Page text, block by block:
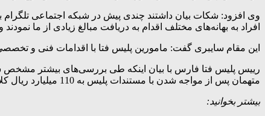
وی افزود: شکات بیان داشتند چندی پیش در شبکه اجتماعی تلگرام با
افراد به بهانه‌های مختلف اقدام به دریافت مبالغ زیادی از ما
این مقام سایبری گفت: مامورین پلیس فتا با اقدامات فنی و تخصصی موفق
متهمان پس از مواجه شدن با مستندات پلیس به 110 میلیارد ریال کلاهبردار اعتراف کردند.
بیشتر بخوانید: